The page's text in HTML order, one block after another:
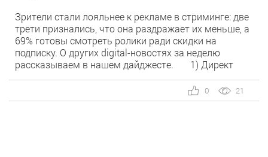
Зрители стали лояльнее к рекламе в стриминге: две
трети признались, что она раздражает их меньше, а
69% готовы смотреть ролики ради скидки на
подписку. О других digital-новостях за неделю
рассказываем в нашем дайджесте. 1) Директ
Директе появился встроенный динамический
коллтрекинг — без доплат и интеграций со
21
0